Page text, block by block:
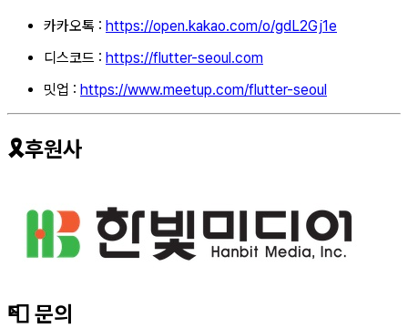
카카오톡 : https://open.kakao.com/o/gdL2Gj1e
디스코드 : https://flutter-seoul.com
밋업 : https://www.meetup.com/flutter-seoul
🎗️후원사
📮 문의